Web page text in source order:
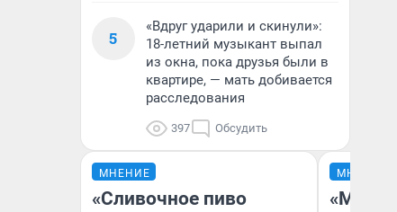
5
«Вдруг ударили и скинули»:
18-летний музыкант выпал
из окна, пока друзья были в
квартире, — мать добивается
расследования
397 Обсудить
МНЕНИЕ
«Сливочное пиво
МНЕНИЕ
«Мы